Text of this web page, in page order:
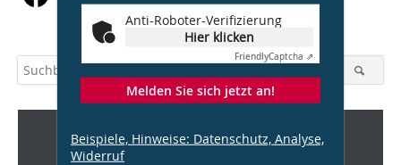
Anti-Roboter-Verifizierung
Hier klicken
FriendlyCaptcha ⇗
Melden Sie sich jetzt an!
Beispiele, Hinweise: Datenschutz, Analyse,
Widerruf
DBZ Newsletter